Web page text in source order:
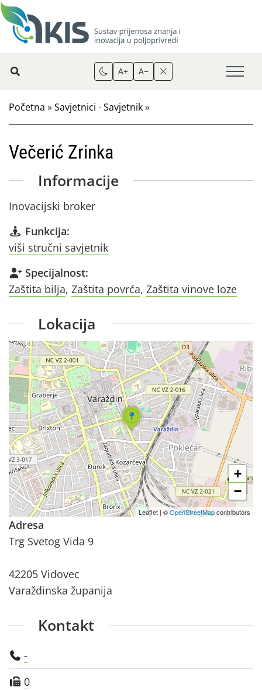
A+ A−
Početna »Savjetnici - Savjetnik»
Večerić Zrinka
Informacije
Inovacijski broker
Funkcija:
viši stručni savjetnik
Specijalnost:
Zaštita bilja, Zaštita povrća, Zaštita vinove loze
Lokacija
+
−
Leaflet | ©OpenStreetMapcontributors
Adresa
Trg Svetog Vida 9
42205 Vidovec
Varaždinska županija
Kontakt
-
0